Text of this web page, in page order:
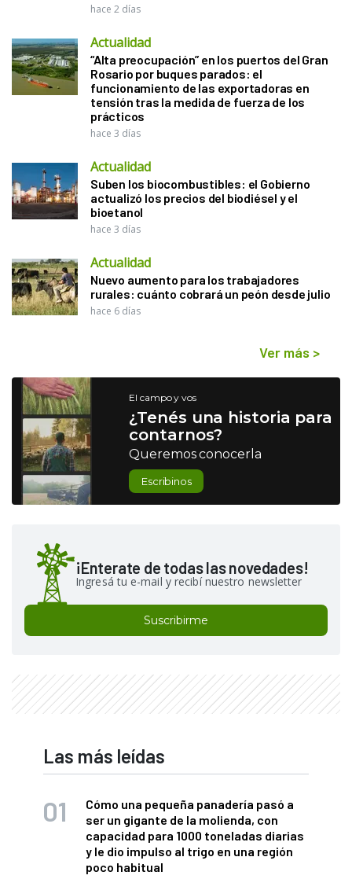
hace 2 días
Actualidad
“Alta preocupación” en los puertos del Gran
Rosario por buques parados: el
funcionamiento de las exportadoras en
tensión tras la medida de fuerza de los
prácticos
hace 3 días
Actualidad
Suben los biocombustibles: el Gobierno
actualizó los precios del biodiésel y el
bioetanol
hace 3 días
Actualidad
Nuevo aumento para los trabajadores
rurales: cuánto cobrará un peón desde julio
hace 6 días
Ver más >
El campo y vos
¿Tenés una historia para
contarnos?
Queremos conocerla
Escribinos
¡Enterate de todas las novedades!
Ingresá tu e-mail y recibí nuestro newsletter
Suscribirme
Las más leídas
Cómo una pequeña panadería pasó a
ser un gigante de la molienda, con
capacidad para 1000 toneladas diarias
y le dio impulso al trigo en una región
poco habitual